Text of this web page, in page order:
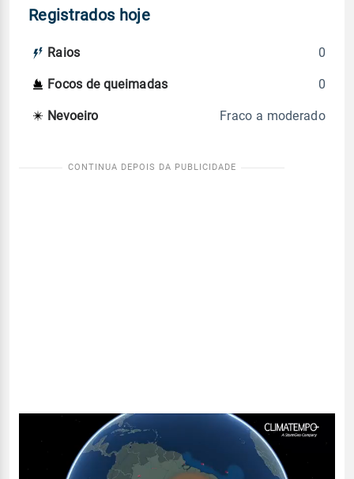
Registrados hoje
Raios 0
Focos de queimadas 0
Nevoeiro Fraco a moderado